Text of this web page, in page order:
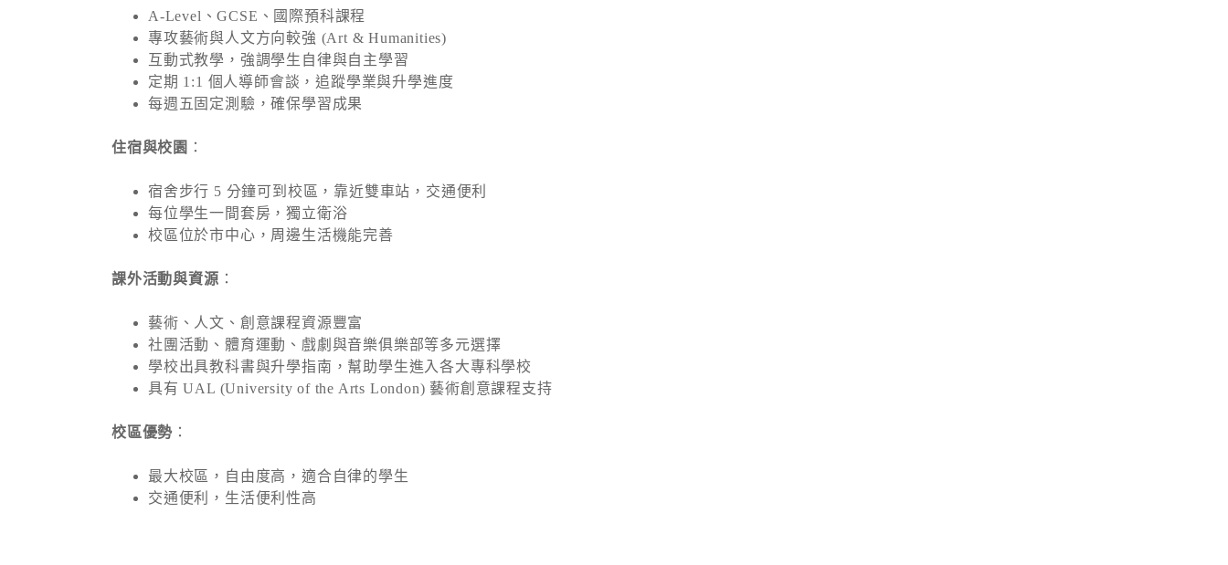
A‑Level、GCSE、國際預科課程
專攻藝術與人文方向較強 (Art & Humanities)
互動式教學，強調學生自律與自主學習
定期 1:1 個人導師會談，追蹤學業與升學進度
每週五固定測驗，確保學習成果
住宿與校園 ：
宿舍步行 5 分鐘可到校區，靠近雙車站，交通便利
每位學生一間套房，獨立衛浴
校區位於市中心，周邊生活機能完善
課外活動與資源 ：
藝術、人文、創意課程資源豐富
社團活動、體育運動、戲劇與音樂俱樂部等多元選擇
學校出具教科書與升學指南，幫助學生進入各大專科學校
具有 UAL (University of the Arts London) 藝術創意課程支持
校區優勢 ：
最大校區，自由度高，適合自律的學生
交通便利，生活便利性高